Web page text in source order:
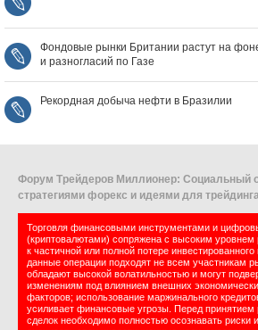
Фондовые рынки Британии растут на
и разногласий по Газе
Рекордная добыча нефти в Бразилии
Форум Трейдеров Миллионер: Социальный
стратегиями форекс и идеями для
Торговля финансовыми инструментами и
(криптовалютами) сопряжена с высоким уровнем
к частичной или полной потере инвестированного
данные операции подходят не всем участникам
обладают высокой волатильностью и могут
изменениям под влиянием внешних
факторов; использование маржинального
усиливает финансовые угрозы. Перед
сделок необходимо полностью осознавать риски